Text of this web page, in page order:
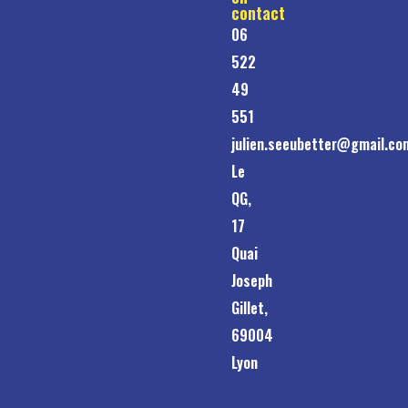
contact
06
522
49
551
Le
QG,
17
Quai
Joseph
Gillet,
69004
Lyon